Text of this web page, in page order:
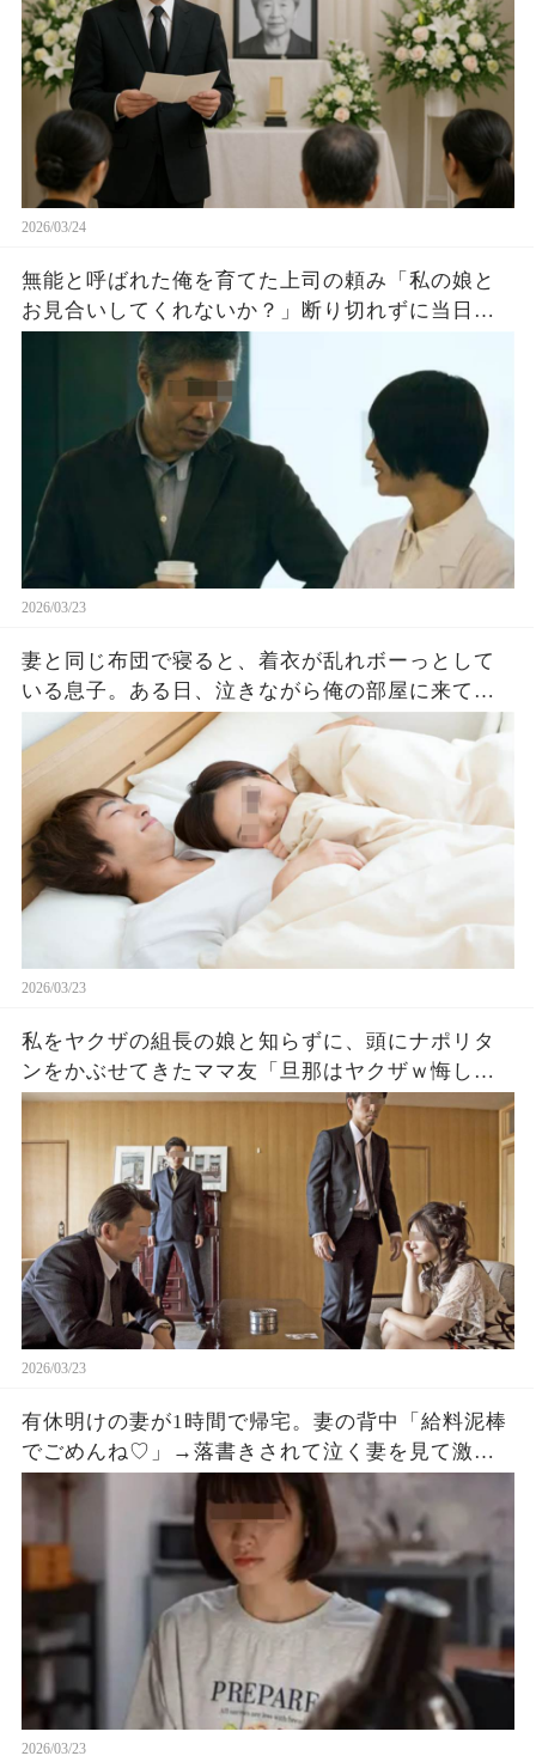
2026/03/24
無能と呼ばれた俺を育てた上司の頼み「私の娘と
お見合いしてくれないか？」断り切れずに当日行
くと、ビジン「まだ気づかないの？鈍感ねｗ」な
んと上司の娘は…
2026/03/23
妻と同じ布団で寝ると、着衣が乱れボーっとして
いる息子。ある日、泣きながら俺の部屋に来て
「僕、もう耐えられない（泣）」事情を聞くと…
2026/03/23
私をヤクザの組長の娘と知らずに、頭にナポリタ
ンをかぶせてきたママ友「旦那はヤクザｗ悔しけ
ればやり返してもいいのよ？」私「では、遠慮な
く」ママ友「え？」
2026/03/23
有休明けの妻が1時間で帰宅。妻の背中「給料泥棒
でごめんね♡」→落書きされて泣く妻を見て激怒し
た俺「責任者呼んで。80億の契約白紙にするか
ら」
2026/03/23